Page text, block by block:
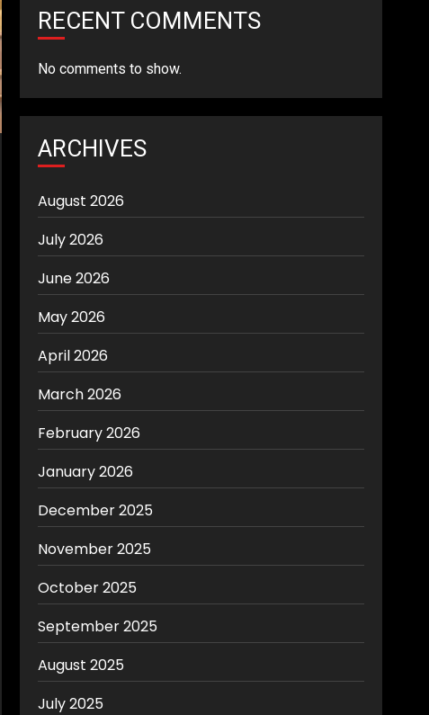
RECENT COMMENTS
No comments to show.
ARCHIVES
August 2026
July 2026
June 2026
May 2026
April 2026
March 2026
February 2026
January 2026
December 2025
November 2025
October 2025
September 2025
August 2025
July 2025